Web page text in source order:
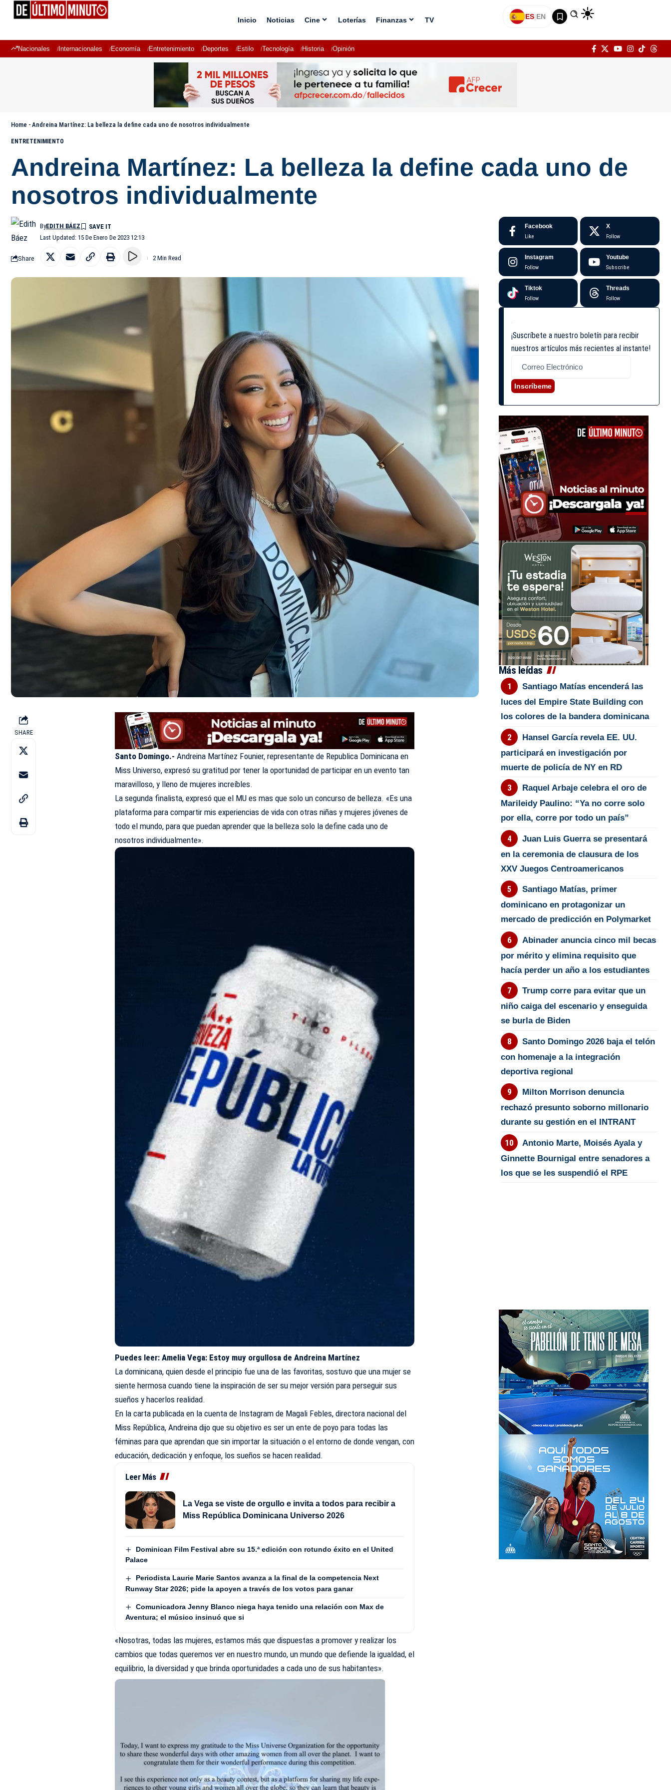
Inicio Noticias Cine Loterías Finanzas TV ES|EN
Nacionales Internacionales Economía Entretenimiento Deportes Estilo Tecnología Historia Opinión
Home - Andreina Martínez: La belleza la define cada uno de nosotros individualmente
ENTRETENIMIENTO
Andreina Martínez: La belleza la define cada uno de
nosotros individualmente
Last Updated: 15 De Enero De 2023 12:13
ByEDITH BÁEZ
Share 2 Min Read
SHARE
Santo Domingo.-Andreina Martínez Founier, representante de Republica Dominicana en
Miss Universo, expresó su gratitud por tener la oportunidad de participar en un evento tan
maravilloso, y lleno de mujeres increíbles.
La segunda finalista, expresó que el MU es mas que solo un concurso de belleza. «Es una
plataforma para compartir mis experiencias de vida con otras niñas y mujeres jóvenes de
todo el mundo, para que puedan aprender que la belleza solo la define cada uno de
nosotros individualmente».
Puedes leer:Amelia Vega: Estoy muy orgullosa de Andreina Martínez
La dominicana, quien desde el principio fue una de las favoritas, sostuvo que una mujer se
siente hermosa cuando tiene la inspiración de ser su mejor versión para perseguir sus
sueños y hacerlos realidad.
En la carta publicada en la cuenta de Instagram de Magali Febles, directora nacional del
Miss República, Andreina dijo que su objetivo es ser un ente de poyo para todas las
féminas para que aprendan que sin importar la situación o el entorno de donde vengan, con
educación, dedicación y enfoque, los sueños se hacen realidad.
Leer Más
La Vega se viste de orgullo e invita a todos para recibir a
Miss República Dominicana Universo 2026
Dominican Film Festival abre su 15.ª edición con rotundo éxito en el United
Palace
Periodista Laurie Marie Santos avanza a la final de la competencia Next
Runway Star 2026; pide la apoyen a través de los votos para ganar
Comunicadora Jenny Blanco niega haya tenido una relación con Max de
Aventura; el músico insinuó que si
«Nosotras, todas las mujeres, estamos más que dispuestas a promover y realizar los
cambios que todas queremos ver en nuestro mundo, un mundo que defiende la igualdad, el
equilibrio, la diversidad y que brinda oportunidades a cada uno de sus habitantes».
Facebook
Like
X
Follow
Instagram
Follow
Youtube
Subscribe
Tiktok
Follow
Threads
Follow
¡Suscríbete a nuestro boletín para recibir
nuestros artículos más recientes al instante!
Inscríbeme
Más leídas
Santiago Matías encenderá las
luces del Empire State Building con
los colores de la bandera dominicana
Hansel García revela EE. UU.
participará en investigación por
muerte de policía de NY en RD
Raquel Arbaje celebra el oro de
Marileidy Paulino: “Ya no corre solo
por ella, corre por todo un país”
Juan Luis Guerra se presentará
en la ceremonia de clausura de los
XXV Juegos Centroamericanos
Santiago Matías, primer
dominicano en protagonizar un
mercado de predicción en Polymarket
Abinader anuncia cinco mil becas
por mérito y elimina requisito que
hacía perder un año a los estudiantes
Trump corre para evitar que un
niño caiga del escenario y enseguida
se burla de Biden
Santo Domingo 2026 baja el telón
con homenaje a la integración
deportiva regional
Milton Morrison denuncia
rechazó presunto soborno millonario
durante su gestión en el INTRANT
Antonio Marte, Moisés Ayala y
Ginnette Bournigal entre senadores a
los que se les suspendió el RPE